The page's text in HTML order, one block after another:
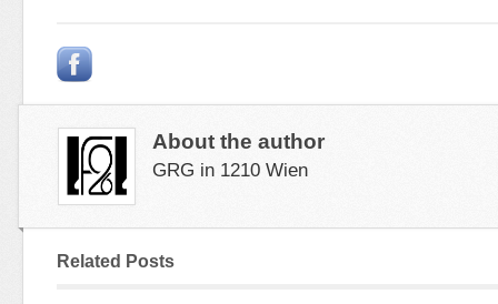
About the author
GRG in 1210 Wien
Related Posts